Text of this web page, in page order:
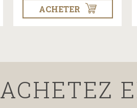
ACHETER
ACHETEZ